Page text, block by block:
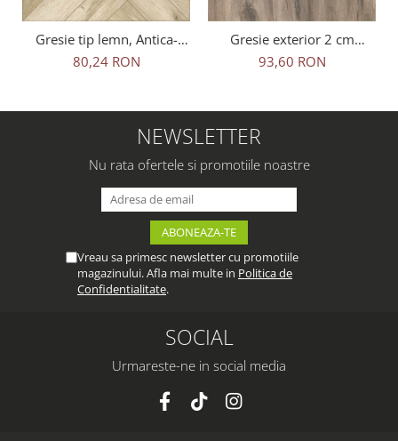
Gresie tip lemn, Antica-
Rustic Natural 6093, 45x45
cm, portelanata, bej, finisaj
80,24 RON
Gresie exterior 2 cm
Natura Wood Oak Outdoor
maro, 0.73mp/cut
93,60 RON
NEWSLETTER
Nu rata ofertele si promotiile noastre
Vreau sa primesc newsletter cu promotiile
magazinului. Afla mai multe in Politica de
Confidentialitate.
SOCIAL
Urmareste-ne in social media